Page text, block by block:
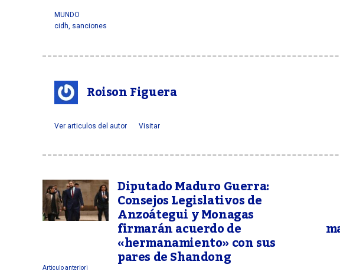
MUNDO
cidh, sanciones
Roison Figuera
Ver articulos del autor Visitar
Diputado Maduro Guerra:
Consejos Legislativos de
Anzoátegui y Monagas
firmarán acuerdo de
«hermanamiento» con sus
pares de Shandong
Articulo anteriori